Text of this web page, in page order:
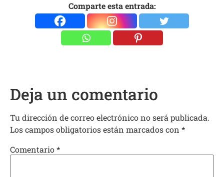
Comparte esta entrada:
Deja un comentario
Tu dirección de correo electrónico no será publicada.
Los campos obligatorios están marcados con *
Comentario*